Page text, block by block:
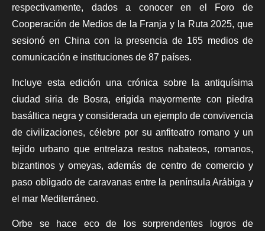
respectivamente, dados a conocer en el Foro de
Cooperación de Medios de la Franja y la Ruta 2025, que
sesionó en China con la presencia de 165 medios de
comunicación e instituciones de 87 países.
Incluye esta edición una crónica sobre la antiquísima
ciudad siria de Bosra, erigida mayormente con piedra
basáltica negra y considerada un ejemplo de convivencia
de civilizaciones, célebre por su anfiteatro romano y un
tejido urbano que entrelaza restos nabateos, romanos,
bizantinos y omeyas, además de centro de comercio y
paso obligado de caravanas entre la península Arábiga y
el mar Mediterráneo.
Orbe se hace eco de los sorprendentes logros de